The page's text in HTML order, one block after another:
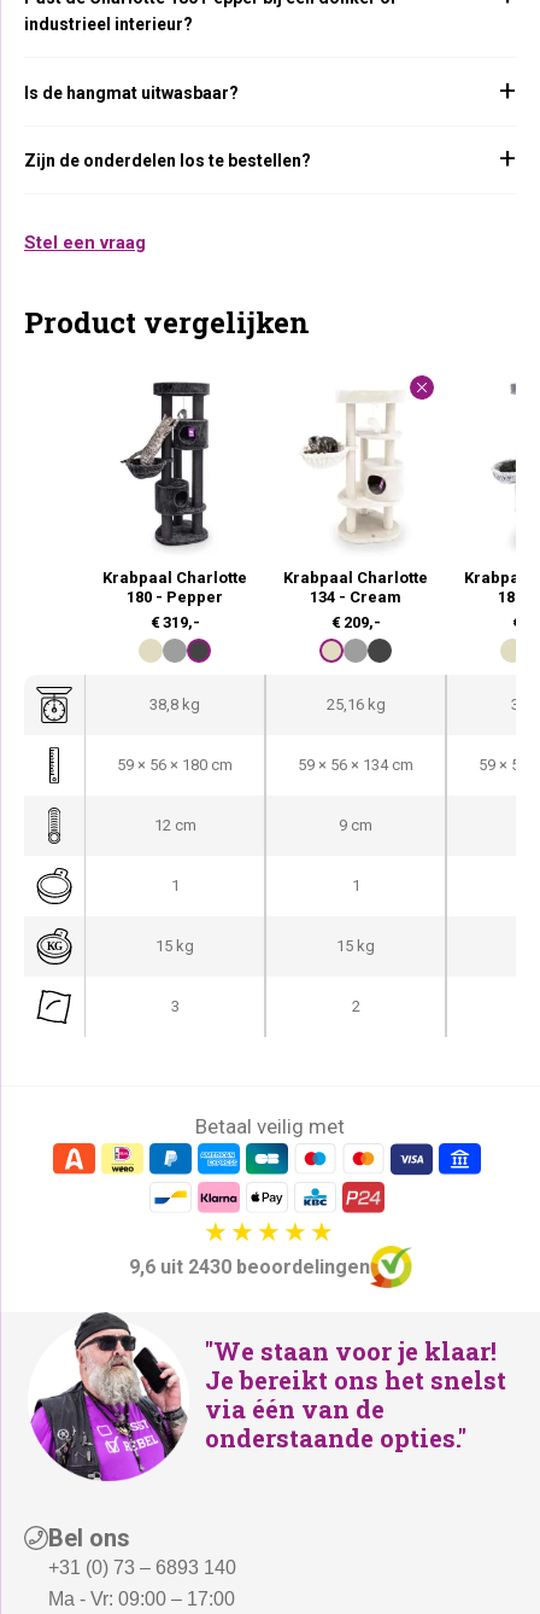
industrieel interieur?
Is de hangmat uitwasbaar?
Zijn de onderdelen los te bestellen?
Stel een vraag
Product vergelijken
Krabpaal Charlotte
180 - Pepper
€319,-
Krabpaal Charlotte
134 - Cream
€ 209,-
Krabpaal
180 -
€
38,8 kg 25,16 kg
59 × 56 × 180 cm 59 × 56 × 134 cm 59 × 56
12 cm 9 cm
1 1
15 kg 15 kg
3 2
Betaal veilig met
9,6 uit 2430 beoordelingen
"We staan voor je klaar!
Je bereikt ons het snelst
via één van de
onderstaande opties."
Bel ons
+31 (0) 73 – 6893 140
Ma - Vr: 09:00 – 17:00